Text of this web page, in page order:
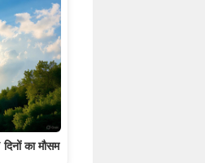
का मौसम